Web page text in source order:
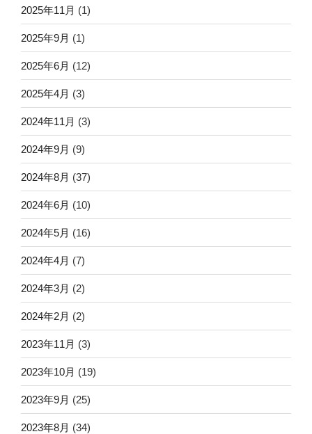
2025年11月 (1)
2025年9月 (1)
2025年6月 (12)
2025年4月 (3)
2024年11月 (3)
2024年9月 (9)
2024年8月 (37)
2024年6月 (10)
2024年5月 (16)
2024年4月 (7)
2024年3月 (2)
2024年2月 (2)
2023年11月 (3)
2023年10月 (19)
2023年9月 (25)
2023年8月 (34)